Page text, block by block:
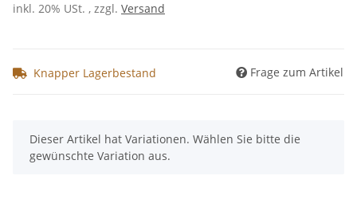
inkl. 20% USt. , zzgl. Versand
Knapper Lagerbestand Frage zum Artikel
x
Dieser Artikel hat Variationen. Wählen Sie bitte die
gewünschte Variation aus.